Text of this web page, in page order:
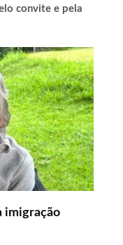
convite e pela
imigração